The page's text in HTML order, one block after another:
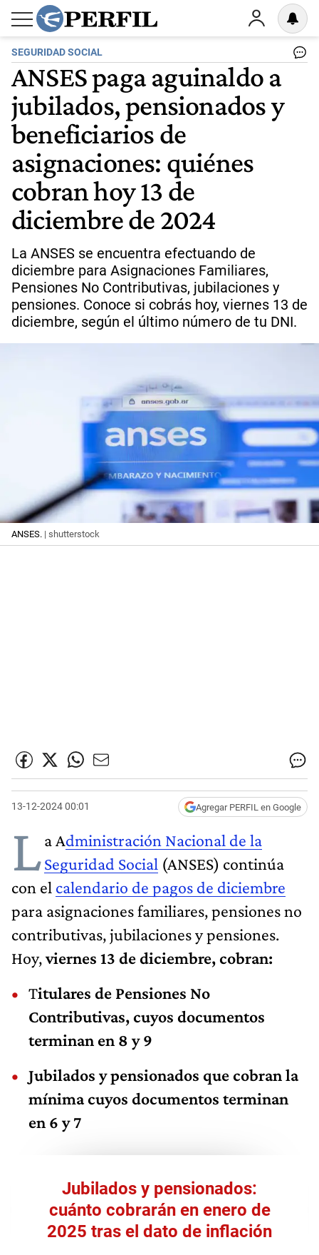
SEGURIDAD SOCIAL
ANSES paga aguinaldo a
jubilados, pensionados y
beneficiarios de
asignaciones: quiénes
cobran hoy 13 de
diciembre de 2024
La ANSES se encuentra efectuando de
diciembre para Asignaciones Familiares,
Pensiones No Contributivas, jubilaciones y
pensiones. Conoce si cobrás hoy, viernes 13 de
diciembre, según el último número de tu DNI.
ANSES. | shutterstock
13-12-2024 00:01 Agregar PERFIL en Google
La Administración Nacional de la
Seguridad Social (ANSES) continúa
con el calendario de pagos de diciembre
para asignaciones familiares, pensiones no
contributivas, jubilaciones y pensiones.
Hoy,viernes 13 de diciembre, cobran:
Titulares de Pensiones No
Contributivas, cuyos documentos
terminan en 8 y 9
Jubilados y pensionados que cobran la
mínima cuyos documentos terminan
en 6 y 7
Jubilados y pensionados:
cuánto cobrarán en enero de
2025 tras el dato de inflación